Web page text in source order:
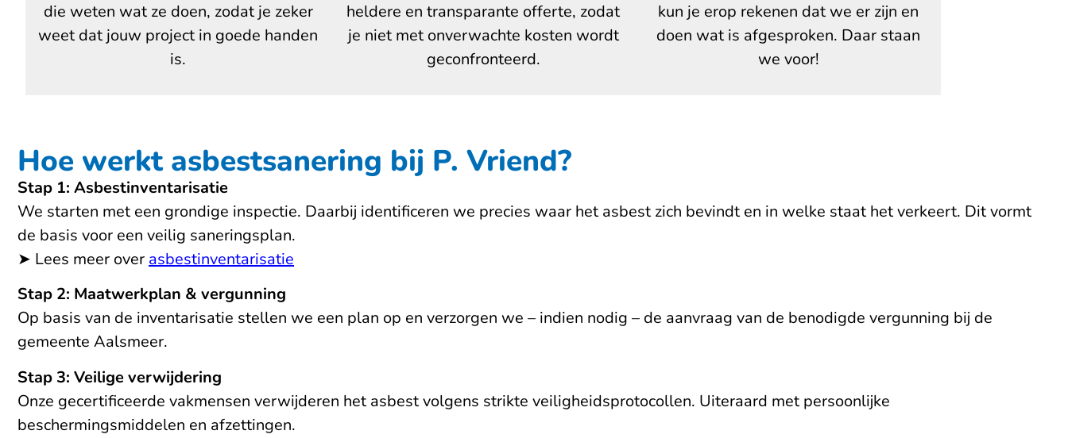
die weten wat ze doen, zodat je zeker
weet dat jouw project in goede handen
is.
heldere en transparante offerte, zodat
je niet met onverwachte kosten wordt
geconfronteerd.
kun je erop rekenen dat we er zijn en
doen wat is afgesproken. Daar staan
we voor!
Hoe werkt asbestsanering bij P. Vriend?
Stap 1: Asbestinventarisatie
We starten met een grondige inspectie. Daarbij identificeren we precies waar het asbest zich bevindt en in welke staat het verkeert. Dit vormt
de basis voor een veilig saneringsplan.
➤ Lees meer over asbestinventarisatie
Stap 2: Maatwerkplan & vergunning
Op basis van de inventarisatie stellen we een plan op en verzorgen we – indien nodig – de aanvraag van de benodigde vergunning bij de
gemeente Aalsmeer.
Stap 3: Veilige verwijdering
Onze gecertificeerde vakmensen verwijderen het asbest volgens strikte veiligheidsprotocollen. Uiteraard met persoonlijke
beschermingsmiddelen en afzettingen.